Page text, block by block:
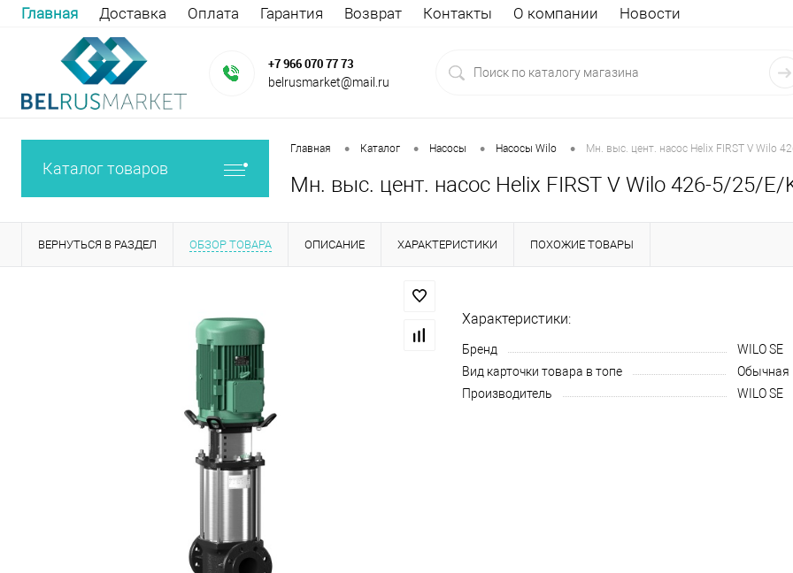
Главная Доставка Оплата Гарантия Возврат Контакты О компании Новости
+7 966 070 77 73
belrusmarket@mail.ru
Каталог товаров
Главная • Каталог • Насосы • Насосы Wilo • Мн. выс. цент. насос Helix FIRST V Wilo
Мн. выс. цент. насос Helix FIRST V Wilo 426-5/25/E/
ВЕРНУТЬСЯ В РАЗДЕЛ ОБЗОР ТОВАРА ОПИСАНИЕ ХАРАКТЕРИСТИКИ ПОХОЖИЕ ТОВАРЫ
Характеристики:
Бренд
WILO SE
Вид карточки товара в топе
Обычная
Производитель
WILO SE